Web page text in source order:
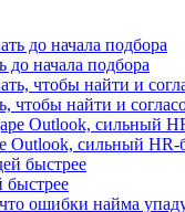
до начала подбора
чтобы найти и
Outlook, сильный
быстрее